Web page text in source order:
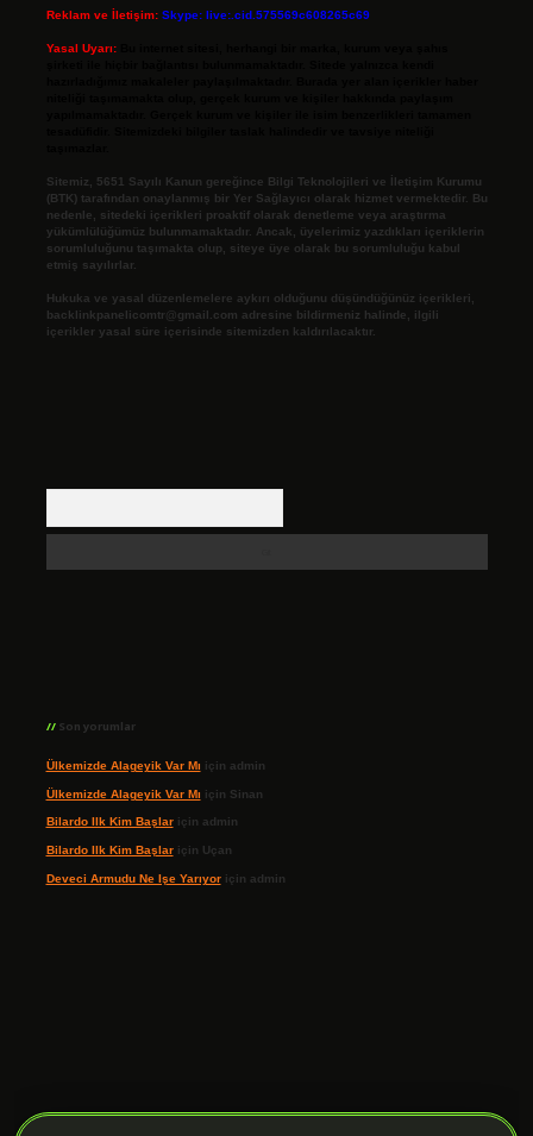
Reklam ve İletişim: Skype: live:.cid.575569c608265c69
Yasal Uyarı:
Sitemiz, 5651 Sayılı Kanun gereğince Bilgi Teknolojileri ve İletişim Kurumu
(BTK) tarafından onaylanmış bir Yer Sağlayıcı olarak hizmet vermektedir. Bu
nedenle, sitedeki içerikleri proaktif olarak denetleme veya araştırma
yükümlülüğümüz bulunmamaktadır. Ancak, üyelerimiz yazdıkları içeriklerin
sorumluluğunu taşımakta olup, siteye üye olarak bu sorumluluğu kabul
etmiş sayılırlar.
Hukuka ve yasal düzenlemelere aykırı olduğunu düşündüğünüz içerikleri,
backlinkpanelicomtr@gmail.com adresine bildirmeniz halinde, ilgili
içerikler yasal süre içerisinde sitemizden kaldırılacaktır.
Son yorumlar
Ülkemizde Alageyik Var Mı için admin
Ülkemizde Alageyik Var Mı için Sinan
Bilardo Ilk Kim Başlariçin admin
Bilardo Ilk Kim Başlariçin Uçan
Deveci Armudu Ne Işe Yarıyoriçin admin